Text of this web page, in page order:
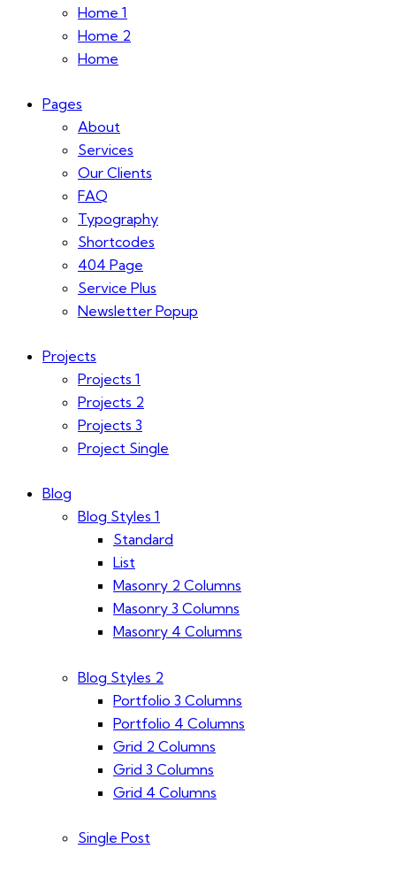
Home 1
Home 2
Home
Pages
About
Services
Our Clients
FAQ
Typography
Shortcodes
404 Page
Service Plus
Newsletter Popup
Projects
Projects 1
Projects 2
Projects 3
Project Single
Blog
Blog Styles 1
Standard
List
Masonry 2 Columns
Masonry 3 Columns
Masonry 4 Columns
Blog Styles 2
Portfolio 3 Columns
Portfolio 4 Columns
Grid 2 Columns
Grid 3 Columns
Grid 4 Columns
Single Post